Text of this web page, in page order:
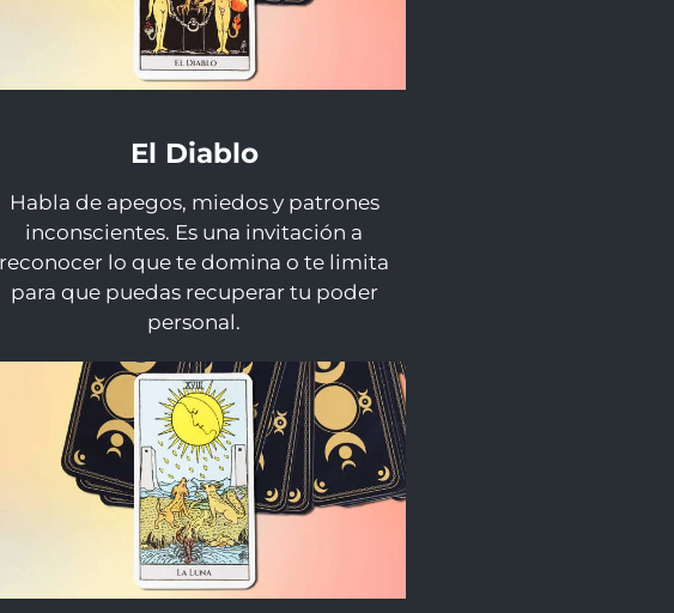
El Diablo
Habla de apegos, miedos y patrones
inconscientes. Es una invitación a
reconocer lo que te domina o te limita
para que puedas recuperar tu poder
personal.